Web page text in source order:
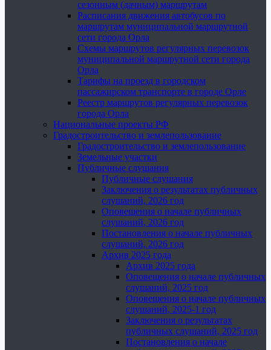
сезонным (дачным) маршрутам
Расписания движения автобусов по
маршрутам муниципальной маршрутной
сети города Орла
Схемы маршрутов регулярных перевозок
муниципальной маршрутной сети города
Орла
Тарифы на проезд в городском
пассажирском транспорте в городе Орле
Реестр маршрутов регулярных перевозок
города Орла
Национальные проекты РФ
Градостроительство и землепользование
Градостроительство и землепользование
Земельные участки
Публичные слушания
Публичные слушания
Заключения о результатах публичных
слушаний, 2026 год
Оповещения о начале публичных
слушаний, 2026 год
Постановления о начале публичных
слушаний, 2026 год
Архив 2025 года
Архив 2025 года
Оповещения о начале публичных
слушаний, 2025 год
Оповещения о начале публичных
слушаний, 2025-1 год
Заключения о результатах
публичных слушаний, 2025 год
Постановления о начале